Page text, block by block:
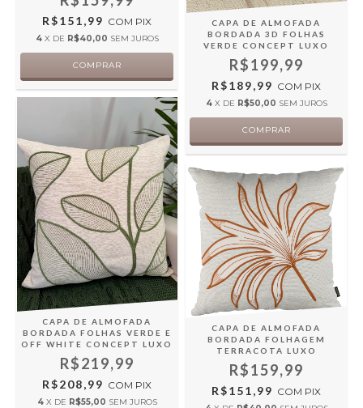
R$151,99 COM PIX
4 X DE R$40,00 SEM JUROS
CAPA DE ALMOFADA
BORDADA 3D FOLHAS
VERDE CONCEPT LUXO
R$199,99
R$189,99 COM PIX
4 X DE R$50,00 SEM JUROS
CAPA DE ALMOFADA
BORDADA FOLHAS VERDE E
OFF WHITE CONCEPT LUXO
R$219,99
R$208,99 COM PIX
4 X DE R$55,00 SEM JUROS
CAPA DE ALMOFADA
BORDADA FOLHAGEM
TERRACOTA LUXO
R$159,99
R$151,99 COM PIX